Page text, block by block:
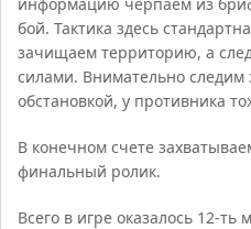
бой. Тактика здесь
зачищаем территорию, а
силами. Внимательно
обстановкой, у противника
В конечном счете
финальный ролик.
Всего в игре оказалось 12-ть